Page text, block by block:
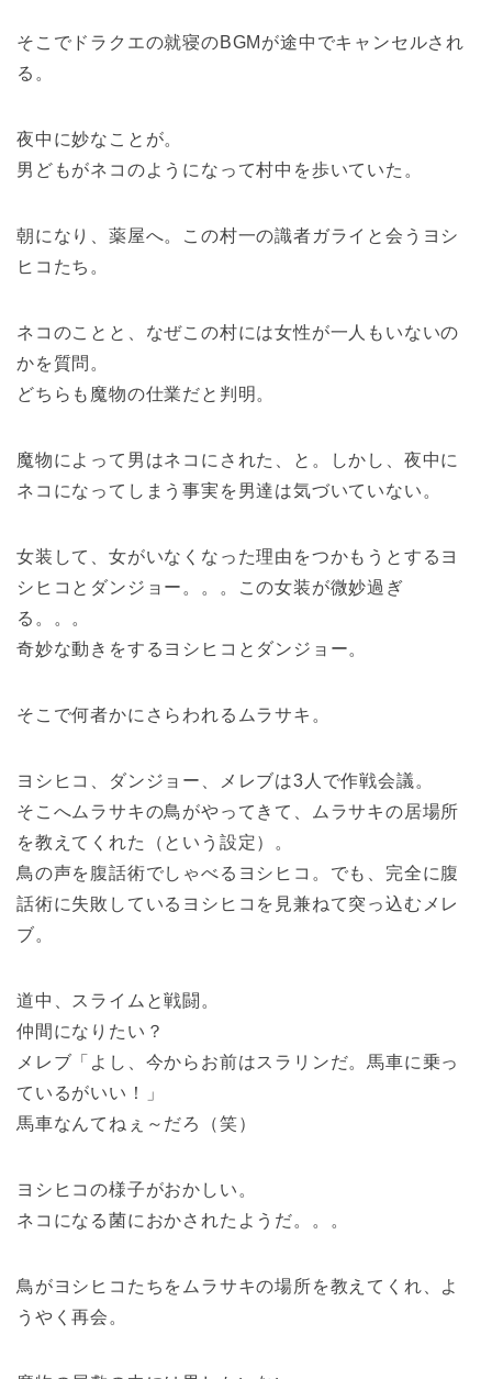
そこでドラクエの就寝のBGMが途中でキャンセルされ
る。
夜中に妙なことが。
男どもがネコのようになって村中を歩いていた。
朝になり、薬屋へ。この村一の識者ガライと会うヨシ
ヒコたち。
ネコのことと、なぜこの村には女性が一人もいないの
かを質問。
どちらも魔物の仕業だと判明。
魔物によって男はネコにされた、と。しかし、夜中に
ネコになってしまう事実を男達は気づいていない。
女装して、女がいなくなった理由をつかもうとするヨ
シヒコとダンジョー。。。この女装が微妙過ぎ
る。。。
奇妙な動きをするヨシヒコとダンジョー。
そこで何者かにさらわれるムラサキ。
ヨシヒコ、ダンジョー、メレブは3人で作戦会議。
そこへムラサキの鳥がやってきて、ムラサキの居場所
を教えてくれた（という設定）。
鳥の声を腹話術でしゃべるヨシヒコ。でも、完全に腹
話術に失敗しているヨシヒコを見兼ねて突っ込むメレ
ブ。
道中、スライムと戦闘。
仲間になりたい？
メレブ「よし、今からお前はスラリンだ。馬車に乗っ
ているがいい！」
馬車なんてねぇ～だろ（笑）
ヨシヒコの様子がおかしい。
ネコになる菌におかされたようだ。。。
鳥がヨシヒコたちをムラサキの場所を教えてくれ、よ
うやく再会。